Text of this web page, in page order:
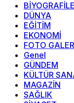
DÜNYA
EĞİTİM
EKONOMİ
FOTO
Genel
GÜNDEM
KÜLTÜR
MAGAZİN
SAĞLIK